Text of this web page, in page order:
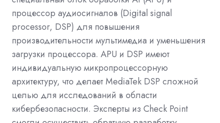
процессор аудиосигналов (Digital signal
processor, DSP) для повышения
производительности мультимедиа и уменьшения
загрузки процессора. APU и DSP имеют
индивидуальную микропроцессорную
архитектуру, что делает MediaTek DSP сложной
целью для исследований в области
кибербезопасности. Эксперты из Check Point